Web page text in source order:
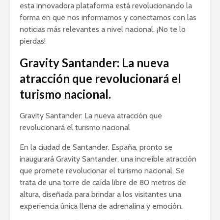
esta innovadora plataforma está revolucionando la
forma en que nos informamos y conectamos con las
noticias más relevantes a nivel nacional. ¡No te lo
pierdas!
Gravity Santander: La nueva
atracción que revolucionará el
turismo nacional.
Gravity Santander: La nueva atracción que
revolucionará el turismo nacional
En la ciudad de Santander, España, pronto se
inaugurará Gravity Santander, una increíble atracción
que promete revolucionar el turismo nacional. Se
trata de una torre de caída libre de 80 metros de
altura, diseñada para brindar a los visitantes una
experiencia única llena de adrenalina y emoción.